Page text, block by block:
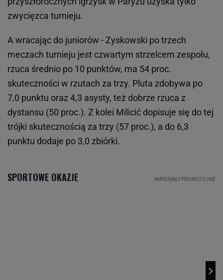
zwycięzca turnieju.
A wracając do juniorów - Zyskowski po trzech
meczach turnieju jest czwartym strzelcem zespołu,
rzuca średnio po 10 punktów, ma 54 proc.
skuteczności w rzutach za trzy. Pluta zdobywa po
7,0 punktu oraz 4,3 asysty, też dobrze rzuca z
dystansu (50 proc.). Z kolei Milicić dopisuje się do tej
trójki skutecznością za trzy (57 proc.), a do 6,3
punktu dodaje po 3,0 zbiórki.